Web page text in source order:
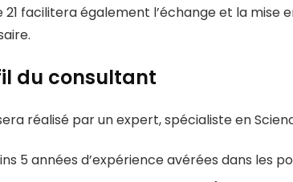
21 facilitera également l’échange et la
du consultant
réalisé par un expert, spécialiste en
5 années d’expérience avérées dans les